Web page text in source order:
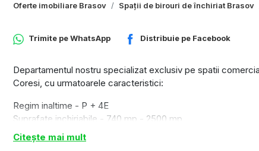
Oferte imobiliare Brasov Spații de birouri de închiriat Brasov
Trimite peWhatsApp Distribuie pe Facebook
Departamentul nostru specializat exclusiv pe spatii
Coresi, cu urmatoarele caracteristici:
Regim inaltime - P + 4E
Suprafate inchiriabile - 740 mp - 2500 mp
Inaltime spatiu - 3 m
Compartimentare - zone de birouri, grupuri sanitare, hol
Citește mai mult